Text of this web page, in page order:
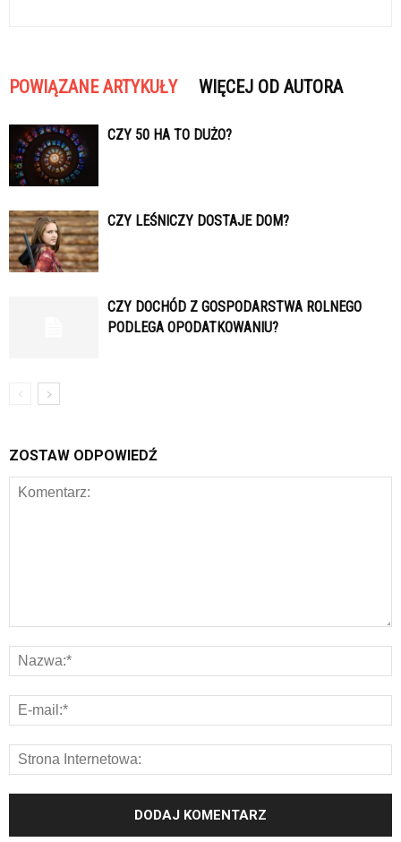
POWIĄZANE ARTYKUŁY WIĘCEJ OD AUTORA
CZY 50 HA TO DUŻO?
CZY LEŚNICZY DOSTAJE DOM?
CZY DOCHÓD Z GOSPODARSTWA ROLNEGO
PODLEGA OPODATKOWANIU?
ZOSTAW ODPOWIEDŹ